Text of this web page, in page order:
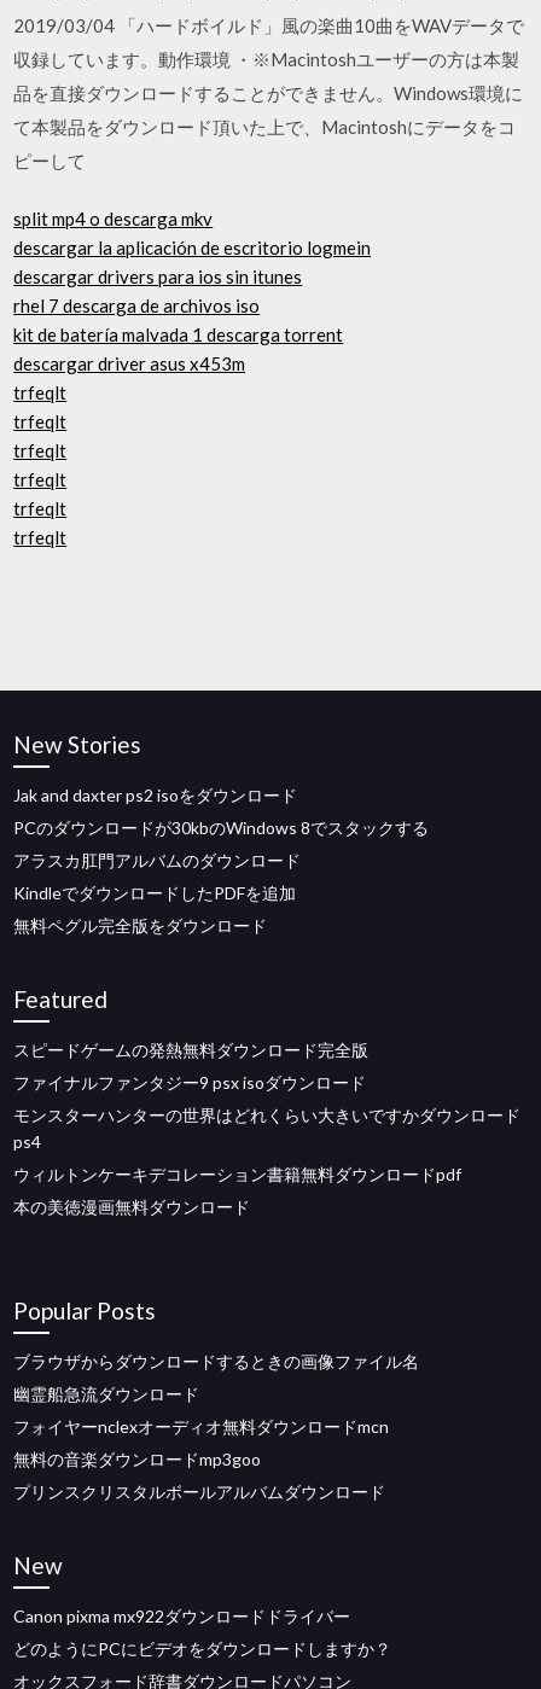
2019/03/04 「ハードボイルド」風の楽曲10曲をWAVデータで
収録しています。動作環境 ・※Macintoshユーザーの方は本製
品を直接ダウンロードすることができません。Windows環境に
て本製品をダウンロード頂いた上で、Macintoshにデータをコ
ピーして
split mp4 o descarga mkv
descargar la aplicación de escritorio logmein
descargar drivers para ios sin itunes
rhel 7 descarga de archivos iso
kit de batería malvada 1 descarga torrent
descargar driver asus x453m
trfeqlt
trfeqlt
trfeqlt
trfeqlt
trfeqlt
trfeqlt
New Stories
Jak and daxter ps2 isoをダウンロード
PCのダウンロードが30kbのWindows 8でスタックする
アラスカ肛門アルバムのダウンロード
KindleでダウンロードしたPDFを追加
無料ペグル完全版をダウンロード
Featured
スピードゲームの発熱無料ダウンロード完全版
ファイナルファンタジー9 psx isoダウンロード
モンスターハンターの世界はどれくらい大きいですかダウンロード
ps4
ウィルトンケーキデコレーション書籍無料ダウンロードpdf
本の美徳漫画無料ダウンロード
Popular Posts
ブラウザからダウンロードするときの画像ファイル名
幽霊船急流ダウンロード
フォイヤーnclexオーディオ無料ダウンロードmcn
無料の音楽ダウンロードmp3goo
プリンスクリスタルボールアルバムダウンロード
New
Canon pixma mx922ダウンロードドライバー
どのようにPCにビデオをダウンロードしますか？
オックスフォード辞書ダウンロードパソコン